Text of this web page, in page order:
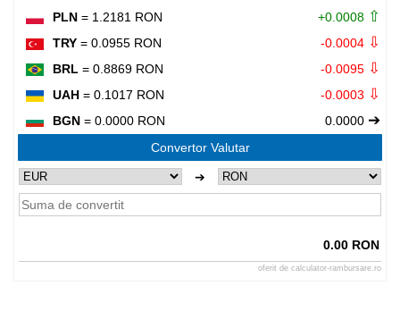
PLN = 1.2181 RON +0.0008 ⇧
TRY = 0.0955 RON -0.0004 ⇩
BRL = 0.8869 RON -0.0095 ⇩
UAH = 0.1017 RON -0.0003 ⇩
BGN = 0.0000 RON 0.0000 ➔
Convertor Valutar
➔
0.00 RON
oferit decalculator-rambursare.ro